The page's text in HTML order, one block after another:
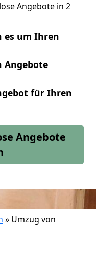
Angebote in 2
es um Ihren
Angebote
für Ihren
Angebote
» Umzug von